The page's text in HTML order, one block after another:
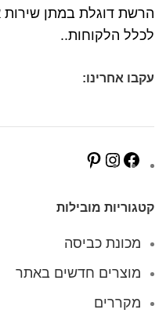
הרשת דוגלת במתן שירות
לכלל הלקוחות..
עקבו אחרינו:
קטגוריות מובילות
מכונת כביסה
מוצרים חדשים באתר
מקררים